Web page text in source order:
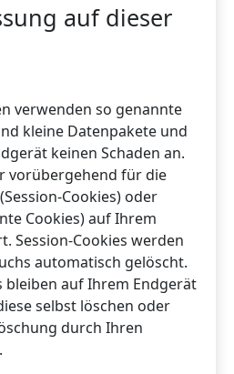
auf dieser
verwenden so genannte
kleine Datenpakete und
keinen Schaden an.
vorübergehend für die
Cookies) oder
Cookies) auf Ihrem
Session-Cookies werden
automatisch gelöscht.
bleiben auf Ihrem Endgerät
selbst löschen oder
durch Ihren